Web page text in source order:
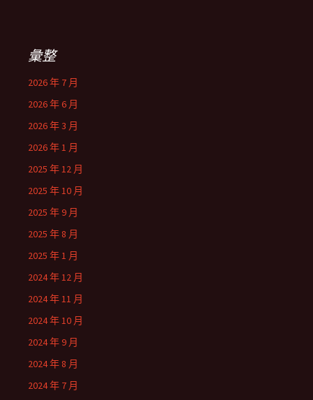
彙整
2026 年 7 月
2026 年 6 月
2026 年 3 月
2026 年 1 月
2025 年 12 月
2025 年 10 月
2025 年 9 月
2025 年 8 月
2025 年 1 月
2024 年 12 月
2024 年 11 月
2024 年 10 月
2024 年 9 月
2024 年 8 月
2024 年 7 月